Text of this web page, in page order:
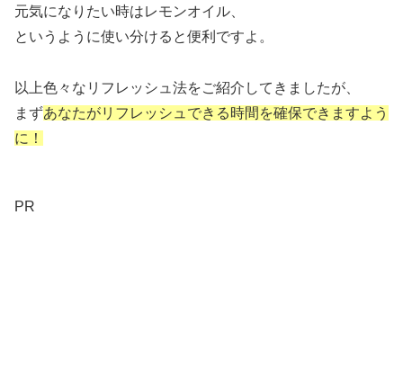
元気になりたい時はレモンオイル、
というように使い分けると便利ですよ。
以上色々なリフレッシュ法をご紹介してきましたが、
まずあなたがリフレッシュできる時間を確保できますよう
に！
PR